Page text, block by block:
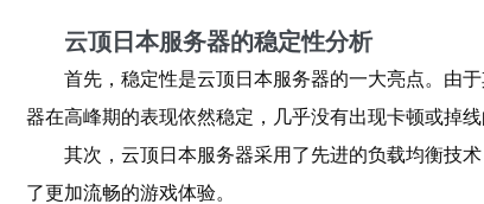
云顶日本服务器的稳定性分析
首先，稳定性是云顶日本服务器的一大亮点。由
器在高峰期的表现依然稳定，几乎没有出现卡顿或掉
其次，云顶日本服务器采用了先进的负载均衡技
了更加流畅的游戏体验。